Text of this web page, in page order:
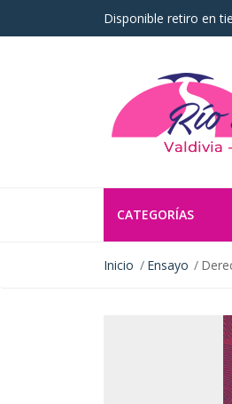
Disponible retiro en
CATEGORÍAS
Inicio Ensayo